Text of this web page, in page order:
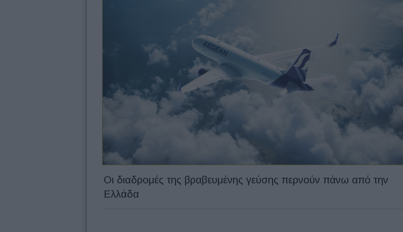
Οι διαδρομές της βραβευμένης γεύσης περνούν πάνω από την
Ελλάδα